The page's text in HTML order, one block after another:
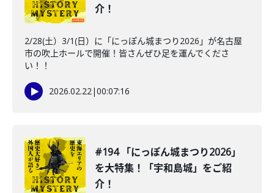
介！
2/28(土）3/1(日）に「にっぽん城まつり2026」が名古屋
市の吹上ホールで開催！皆さんぜひ足を運んでくださ
い！！
2026.02.22|00:07:16
#194 「にっぽん城まつり2026」
を大特集！「宇和島城」をご紹
介！